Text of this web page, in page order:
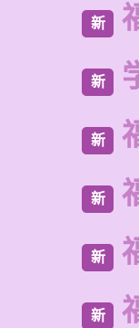
新
新
新
新
新
新